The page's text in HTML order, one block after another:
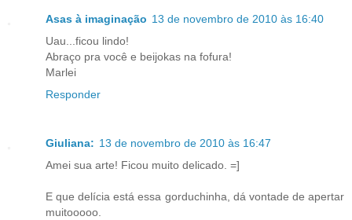
Asas à imaginação 13 de novembro de 2010 às 16:40
Uau...ficou lindo!
Abraço pra você e beijokas na fofura!
Marlei
Responder
Giuliana: 13 de novembro de 2010 às 16:47
Amei sua arte! Ficou muito delicado. =]
E que delícia está essa gorduchinha, dá vontade de apertar
muitooooo.